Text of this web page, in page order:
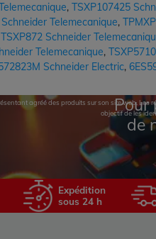
, TSXP107425
Telemecanique,
TSXP872 Schneider
Telemecanique,
Schneider Electric,
agréé des produits sur son site web.
objectif de les
Pour
de
Expédition
sous 24 h